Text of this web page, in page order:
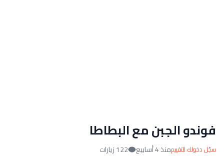
فوندو الجبن مع البطاطا
سجّل دخولك للتقييممنذ 4 أسابيع 122 زيارات